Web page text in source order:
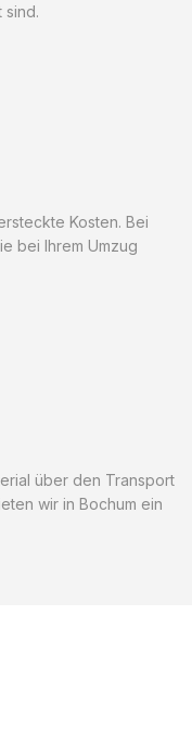
sind.
Kosten. Bei
bei Ihrem Umzug
über den Transport
wir in Bochum ein